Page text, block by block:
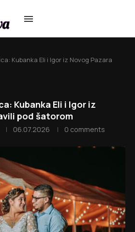
Kubanka Eli i Igor iz Novog Pazara
Kubanka Eli i Igor iz
pod šatorom
06.07.2026 0 comments